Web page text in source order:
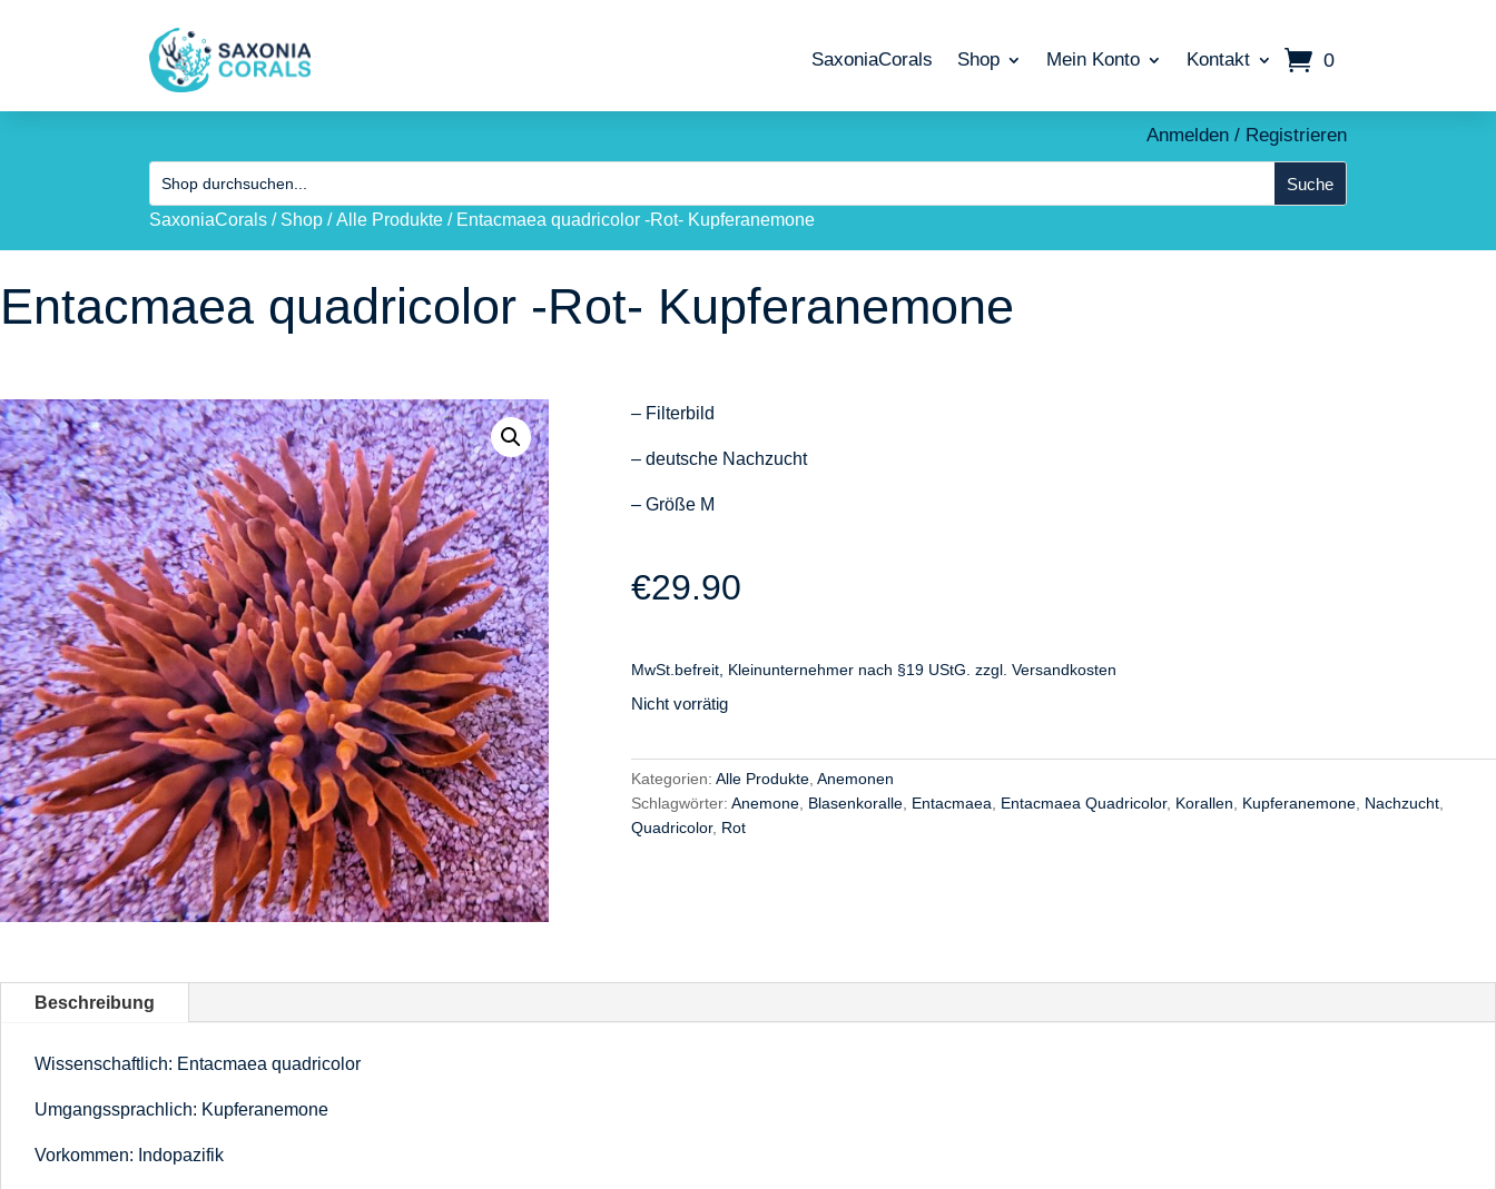
SaxoniaCorals Shop Mein Konto Kontakt 0
Anmelden / Registrieren
SaxoniaCorals / Shop /Alle Produkte / Entacmaea quadricolor -Rot- Kupferanemone
Entacmaea quadricolor -Rot- Kupferanemone
– Filterbild
– deutsche Nachzucht
– Größe M
€29.90
MwSt.befreit, Kleinunternehmer nach §19 UStG. zzgl.Versandkosten
Nicht vorrätig
Kategorien:Alle Produkte ,Anemonen
Schlagwörter:Anemone Blasenkoralle Entacmaea Entacmaea Quadricolor, Korallen Kupferanemone Nachzucht
Quadricolor, Rot
Beschreibung
Wissenschaftlich: Entacmaea quadricolor
Umgangssprachlich: Kupferanemone
Vorkommen: Indopazifik